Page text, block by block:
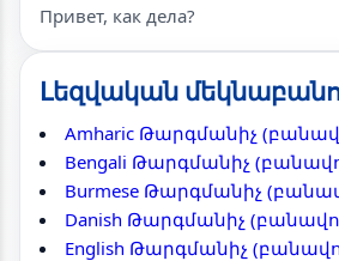
Привет, как дела?
Լեզվական
Amharic Թարգմանիչ
Bengali Թարգմանիչ
Burmese Թարգմանիչ
Danish Թարգմանիչ
English Թարգմանիչ